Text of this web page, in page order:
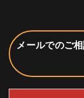
メールでのご